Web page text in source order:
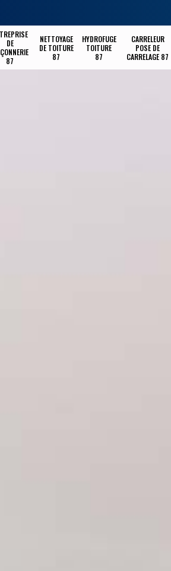
DE
87
NETTOYAGE
DE TOITURE
87
HYDROFUGE
TOITURE
87
CARRELEUR
POSE DE
CARRELAGE 87